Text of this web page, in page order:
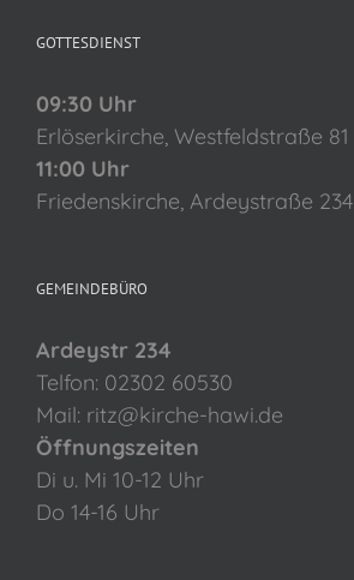
GOTTESDIENST
09:30 Uhr
Erlöserkirche, Westfeldstraße 81
11:00 Uhr
Friedenskirche, Ardeystraße 234
GEMEINDEBÜRO
Ardeystr 234
Telfon: 02302 60530
Mail: ritz@kirche-hawi.de
Öffnungszeiten
Di u. Mi 10-12 Uhr
Do 14-16 Uhr